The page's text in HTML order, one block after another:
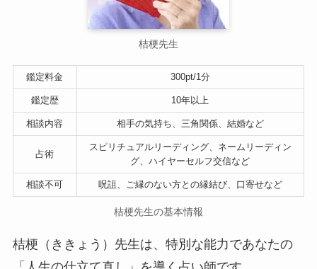
桔梗先生
鑑定料金 300pt/1分
鑑定歴 10年以上
相談内容 相手の気持ち、三角関係、結婚など
占術
スピリチュアルリーディング、ネームリーディン
グ、ハイヤーセルフ交信など
相談不可 呪詛、ご縁のない方との縁結び、口寄せなど
桔梗先生の基本情報
桔梗（ききょう）先生は、特別な能力であなたの